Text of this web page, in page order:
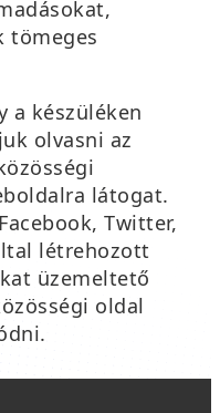
tömeges
a készüléken
olvasni az
látogat.
Twitter,
létrehozott
üzemeltető
oldal